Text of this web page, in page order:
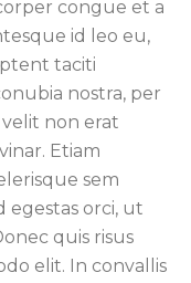
congue et a
id leo eu,
taciti
nostra, per
non erat
Etiam
sem
orci, ut
quis risus
elit. In convallis